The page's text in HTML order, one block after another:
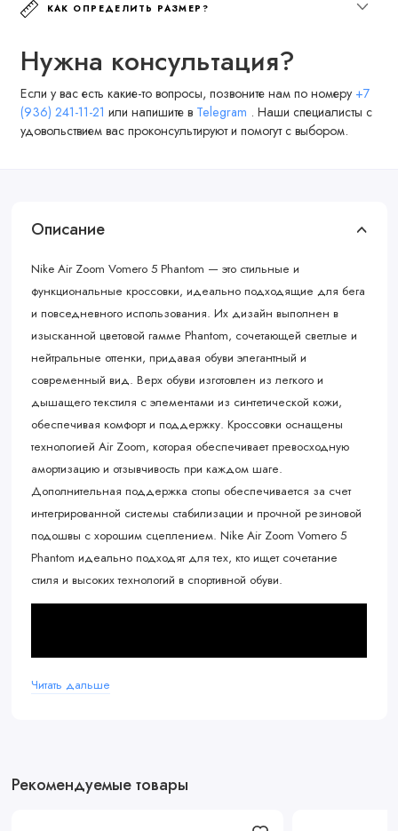
КАК ОПРЕДЕЛИТЬ РАЗМЕР?
Нужна консультация?
Если у вас есть какие-то вопросы, позвоните нам по номеру +7
(936) 241-11-21 или напишите в Telegram . Наши специалисты с
удовольствием вас проконсультируют и помогут с выбором.
Описание
Nike Air Zoom Vomero 5 Phantom — это стильные и
функциональные кроссовки, идеально подходящие для бега
и повседневного использования. Их дизайн выполнен в
изысканной цветовой гамме Phantom, сочетающей светлые и
нейтральные оттенки, придавая обуви элегантный и
современный вид. Верх обуви изготовлен из легкого и
дышащего текстиля с элементами из синтетической кожи,
обеспечивая комфорт и поддержку. Кроссовки оснащены
технологией Air Zoom, которая обеспечивает превосходную
амортизацию и отзывчивость при каждом шаге.
Дополнительная поддержка стопы обеспечивается за счет
интегрированной системы стабилизации и прочной резиновой
подошвы с хорошим сцеплением. Nike Air Zoom Vomero 5
Phantom идеально подходят для тех, кто ищет сочетание
стиля и высоких технологий в спортивной обуви.
Читать дальше
Рекомендуемые товары